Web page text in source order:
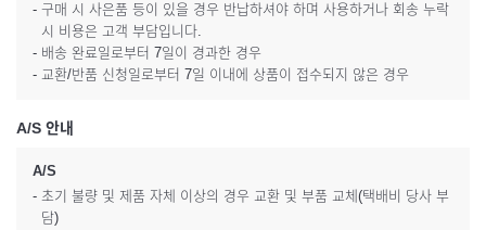
- 구매 시 사은품 등이 있을 경우 반납하셔야 하며 사용하거나 회송 누락
시 비용은 고객 부담입니다.
- 배송 완료일로부터 7일이 경과한 경우
- 교환/반품 신청일로부터 7일 이내에 상품이 접수되지 않은 경우
A/S 안내
A/S
- 초기 불량 및 제품 자체 이상의 경우 교환 및 부품 교체(택배비 당사 부
담)